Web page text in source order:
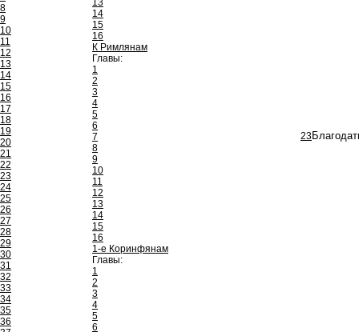
8
9
10
11
12
13
14
15
16
17
18
19
20
21
22
23
24
25
26
27
28
29
30
31
32
33
34
35
36
13
14
15
16
К Римлянам
Главы:
1
2
3
4
5
6
7
8
9
10
11
12
13
14
15
16
1-е Коринфянам
Главы:
1
2
3
4
5
6
23